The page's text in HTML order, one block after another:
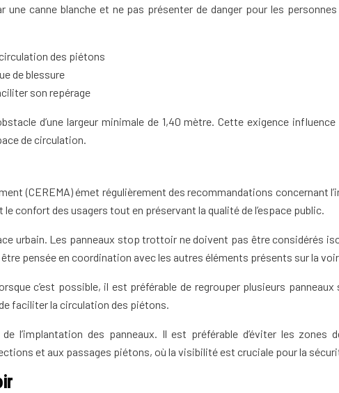
canne blanche et ne pas présenter de danger pour les
des piétons
de blessure
son repérage
d’une largeur minimale de 1,40 mètre. Cette exigence
de circulation.
(CEREMA) émet régulièrement des recommandations concernant
des usagers tout en préservant la qualité de l’espace public.
urbain. Les panneaux stop trottoir ne doivent pas être considérés
pensée en coordination avec les autres éléments présents sur la
c’est possible, il est préférable de regrouper plusieurs
faciliter la circulation des piétons.
l’implantation des panneaux. Il est préférable d’éviter les
et aux passages piétons, où la visibilité est cruciale pour la